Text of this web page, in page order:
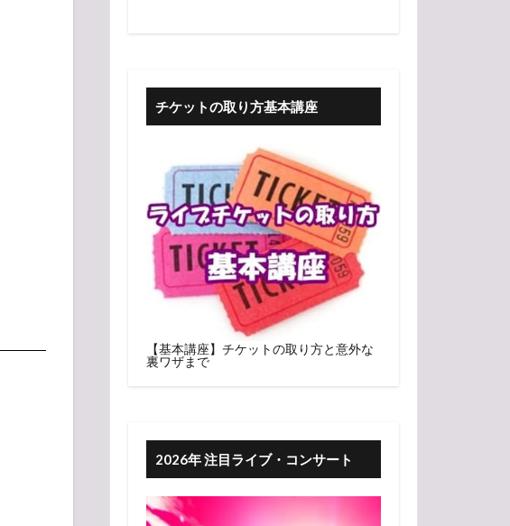
チケットの取り方基本講座
【基本講座】チケットの取り方と意外な
裏ワザまで
2026年 注目ライブ・コンサート